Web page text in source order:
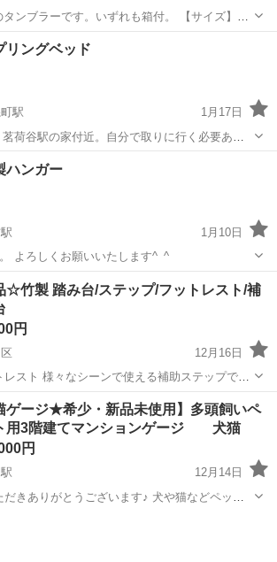
ラーです。いずれも箱付。 【サイズ】
京成曳舟駅 その他
リングベッド
駅
1月17日
）は17:00以降対応可能です。 20日は11:50まで
糸町駅
ハンガー
1月10日
よろしくお願いいたします^_^
吉駅 その他
☆竹製 踏み台/ステップ/フットレスト/補
円
12月16日
スト 様々なシーンで使える補助ステップで
に 組み立て式 新品未使用 東武スカイツ
で引き取りに来ていただける方限定です。日時
応いたしま...
の他 フットレスト
ゲージ★希少・新品未使用】多頭飼いペ
用3階建てマンションゲージ 犬猫
円
12月14日
がとうございます♪ 犬や猫などペット